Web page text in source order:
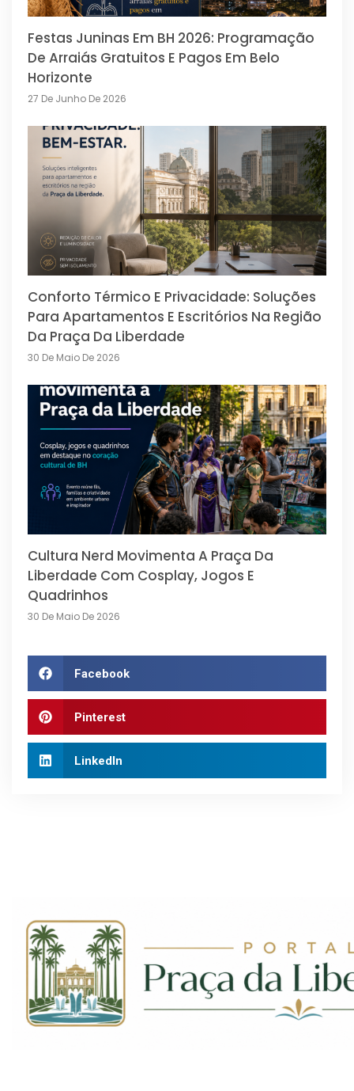
Festas Juninas Em BH 2026: Programação
De Arraiás Gratuitos E Pagos Em Belo
Horizonte
27 De Junho De 2026
Conforto Térmico E Privacidade: Soluções
Para Apartamentos E Escritórios Na Região
Da Praça Da Liberdade
30 De Maio De 2026
Cultura Nerd Movimenta A Praça Da
Liberdade Com Cosplay, Jogos E
Quadrinhos
30 De Maio De 2026
Facebook
Pinterest
LinkedIn